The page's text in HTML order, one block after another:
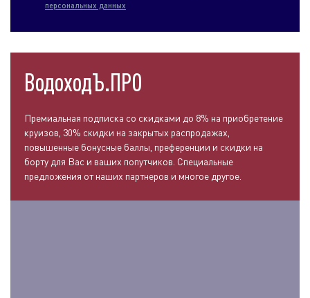
персональных данных
ВодоходЪ.ПРО
Премиальная подписка со скидками до 8% на приобретение
круизов, 30% скидки на закрытых распродажах,
повышенные бонусные баллы, преференции и скидки на
борту для Вас и ваших попутчиков. Специальные
предложения от наших партнеров и многое другое.